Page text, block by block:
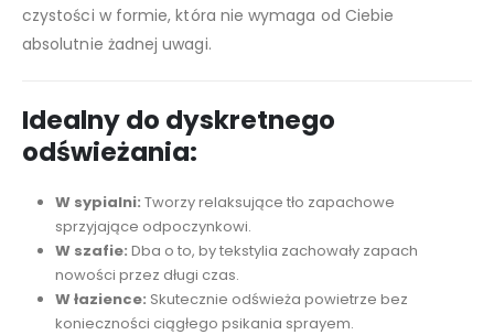
czystości w formie, która nie wymaga od Ciebie
absolutnie żadnej uwagi.
Idealny do dyskretnego
odświeżania:
W sypialni: Tworzy relaksujące tło zapachowe
sprzyjające odpoczynkowi.
W szafie: Dba o to, by tekstylia zachowały zapach
nowości przez długi czas.
W łazience: Skutecznie odświeża powietrze bez
konieczności ciągłego psikania sprayem.